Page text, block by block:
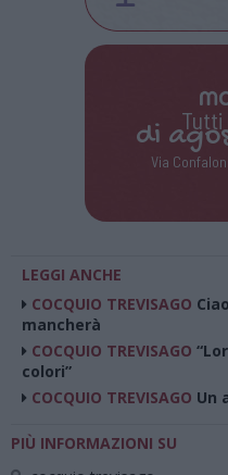
Tutti
di
Via
LEGGI ANCHE
COCQUIO TREVISAGO
mancherà
COCQUIO TREVISAGO
colori”
COCQUIO TREVISAGO Un
PIÙ INFORMAZIONI SU